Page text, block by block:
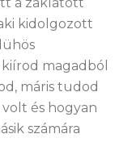
kidolgozott
magadból
máris tudod
és hogyan
számára